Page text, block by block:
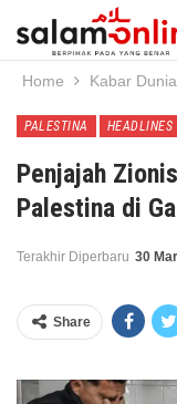
Home Kabar Dunia
PALESTINA HEADLINES
Penjajah
Palestina di
Terakhir Diperbaru 30
Share